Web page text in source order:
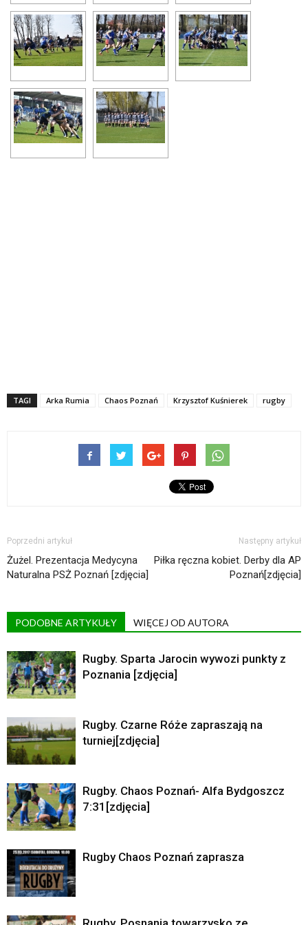
TAGI Arka Rumia Chaos Poznań Krzysztof Kuśnierek rugby
Poprzedni artykuł
Żużel. Prezentacja Medycyna
Naturalna PSŻ Poznań [zdjęcia]
Następny artykuł
Piłka ręczna kobiet. Derby dla AP
Poznań[zdjęcia]
PODOBNE ARTYKUŁY WIĘCEJ OD AUTORA
Rugby. Sparta Jarocin wywozi punkty z
Poznania [zdjęcia]
Rugby. Czarne Róże zapraszają na
turniej[zdjęcia]
Rugby. Chaos Poznań- Alfa Bydgoszcz
7:31[zdjęcia]
Rugby Chaos Poznań zaprasza